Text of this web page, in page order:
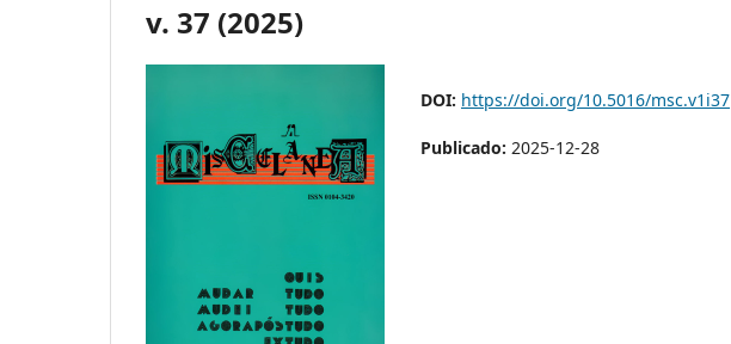
v. 37 (2025)
DOI: https://doi.org/10.5016/msc.v1i37
Publicado: 2025-12-28